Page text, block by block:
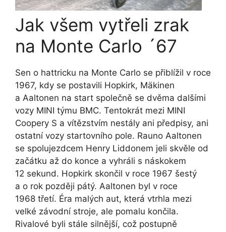
Jak všem vytřeli zrak
na Monte Carlo ´67
Sen o hattricku na Monte Carlo se přiblížil v roce
1967, kdy se postavili Hopkirk, Mäkinen
a Aaltonen na start společně se dvěma dalšími
vozy MINI týmu BMC. Tentokrát mezi MINI
Coopery S a vítězstvím nestály ani předpisy, ani
ostatní vozy startovního pole. Rauno Aaltonen
se spolujezdcem Henry Liddonem jeli skvěle od
začátku až do konce a vyhráli s náskokem
12 sekund. Hopkirk skončil v roce 1967 šestý
a o rok později pátý. Aaltonen byl v roce
1968 třetí. Éra malých aut, která vtrhla mezi
velké závodní stroje, ale pomalu končila.
Rivalové byli stále silnější, což postupně